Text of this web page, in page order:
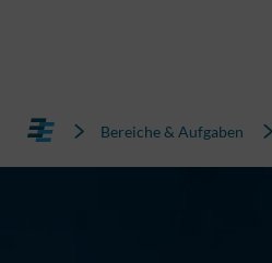
Bereiche & Aufgaben